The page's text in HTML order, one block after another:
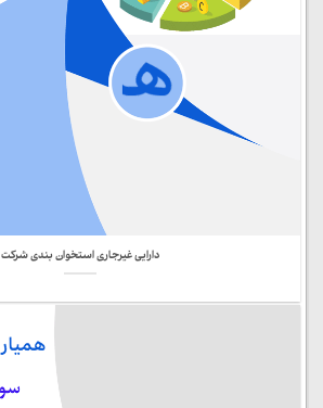
دارایی غیرجاری استخوان بندی شرکت